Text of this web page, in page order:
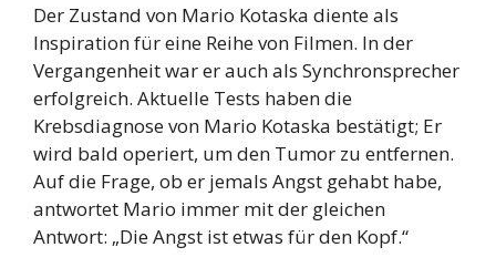
Der Zustand von Mario Kotaska diente als
Inspiration für eine Reihe von Filmen. In der
Vergangenheit war er auch als Synchronsprecher
erfolgreich. Aktuelle Tests haben die
Krebsdiagnose von Mario Kotaska bestätigt; Er
wird bald operiert, um den Tumor zu entfernen.
Auf die Frage, ob er jemals Angst gehabt habe,
antwortet Mario immer mit der gleichen
Antwort: „Die Angst ist etwas für den Kopf.“